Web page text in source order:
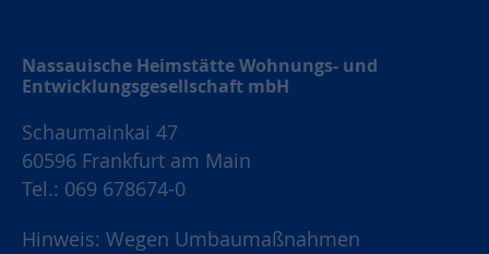
Nassauische Heimstätte Wohnungs- und
Entwicklungsgesellschaft mbH
Schaumainkai 47
60596 Frankfurt am Main
Tel.: 069 678674-0
Hinweis: Wegen Umbaumaßnahmen